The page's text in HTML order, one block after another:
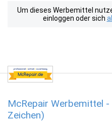
Um dieses Werbemittel
einloggen oder sich
McRepair Werbemittel
Zeichen)